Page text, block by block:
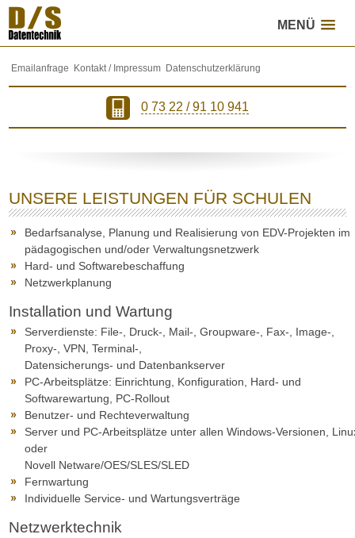
MENÜ
Emailanfrage Kontakt / Impressum Datenschutzerklärung
0 73 22 / 91 10 941
UNSERE LEISTUNGEN FÜR SCHULEN
Bedarfsanalyse, Planung und Realisierung von EDV-Projekten im
pädagogischen und/oder Verwaltungsnetzwerk
Hard- und Softwarebeschaffung
Netzwerkplanung
Installation und Wartung
Serverdienste: File-, Druck-, Mail-, Groupware-, Fax-, Image-,
Proxy-, VPN, Terminal-,
Datensicherungs- und Datenbankserver
PC-Arbeitsplätze: Einrichtung, Konfiguration, Hard- und
Softwarewartung, PC-Rollout
Benutzer- und Rechteverwaltung
Server und PC-Arbeitsplätze unter allen Windows-Versionen,
oder
Novell Netware/OES/SLES/SLED
Fernwartung
Individuelle Service- und Wartungsverträge
Netzwerktechnik